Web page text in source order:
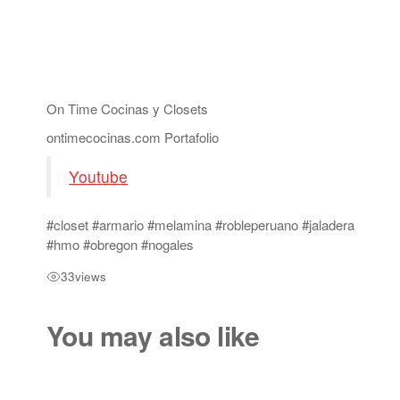
On Time Cocinas y Closets
ontimecocinas.com Portafolio
Youtube
#closet #armario #melamina #robleperuano #jaladera
#hmo #obregon #nogales
33views
You may also like